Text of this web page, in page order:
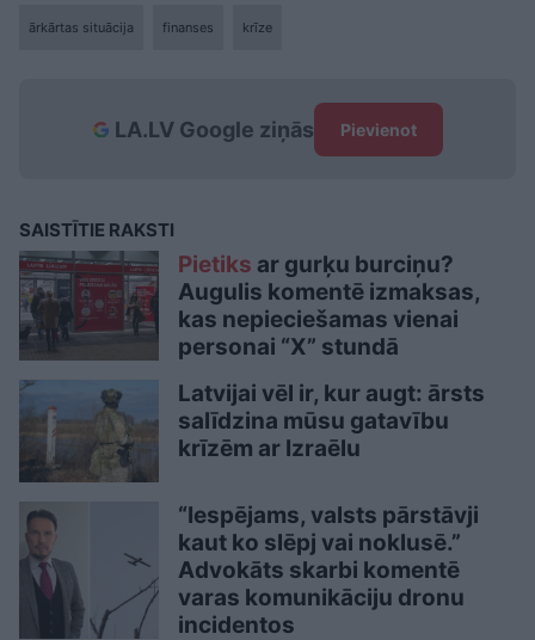
ārkārtas situācija finanses krīze
LA.LV Google ziņās Pievienot
SAISTĪTIE RAKSTI
Pietiks ar gurķu burciņu?
Augulis komentē izmaksas,
kas nepieciešamas vienai
personai “X” stundā
Latvijai vēl ir, kur augt: ārsts
salīdzina mūsu gatavību
krīzēm ar Izraēlu
“Iespējams, valsts pārstāvji
kaut ko slēpj vai noklusē.”
Advokāts skarbi komentē
varas komunikāciju dronu
incidentos